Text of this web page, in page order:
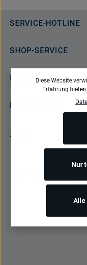
SERVICE-HOTLINE
SHOP-SERVICE
INFORMATIONEN
Diese Website
Erfahrung
Nur
Alle